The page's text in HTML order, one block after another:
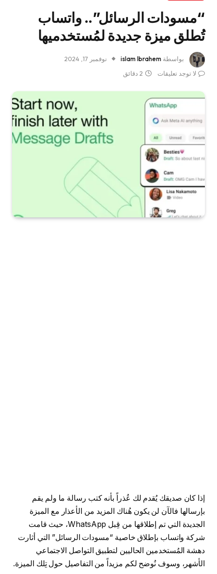
“مسودات الرسائل”.. واتساب
تُطلق ميزة جديدة لمُستخدميها
بواسطة islam Ibrahem
نوفمبر 17, 2024
لا توجد تعليقات
2 دقائق
إذا كان صديقك يُقدم لك عُذراً بأنه كتب رسالة ما ولم يقم
بإرسالها فالآن لن يكون هُناك المزيد من الأعذار مع الميزة
الجديدة التي تم إطلاقها من قِبل WhatsApp، حيث قامت
شركة واتساب بإطلاق خاصية “مسودات الرسائل” التي أثارت
دهشة المُستخدمين الحاليين لتطبيق التواصل الاجتماعي
الأشهر، وسوف نُوضح لكم مزيداً من التفاصيل حول تِلك الميزة.